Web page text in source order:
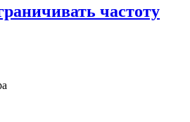
частоту